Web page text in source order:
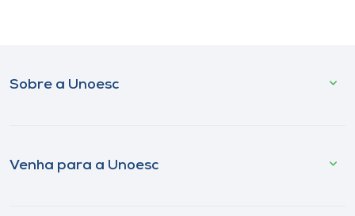
Sobre a Unoesc
Venha para a Unoesc